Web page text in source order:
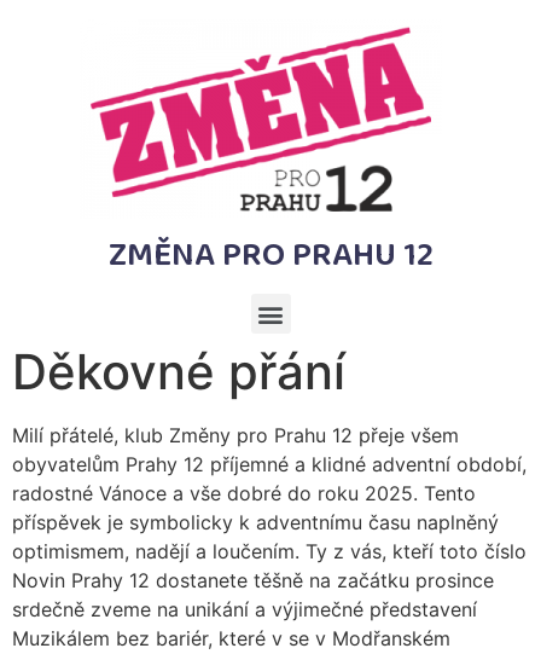
ZMĚNA PRO PRAHU 12
Děkovné přání
Milí přátelé, klub Změny pro Prahu 12 přeje všem
obyvatelům Prahy 12 příjemné a klidné adventní období,
radostné Vánoce a vše dobré do roku 2025. Tento
příspěvek je symbolicky k adventnímu času naplněný
optimismem, nadějí a loučením. Ty z vás, kteří toto číslo
Novin Prahy 12 dostanete těšně na začátku prosince
srdečně zveme na unikání a výjimečné představení
Muzikálem bez bariér, které v se v Modřanském